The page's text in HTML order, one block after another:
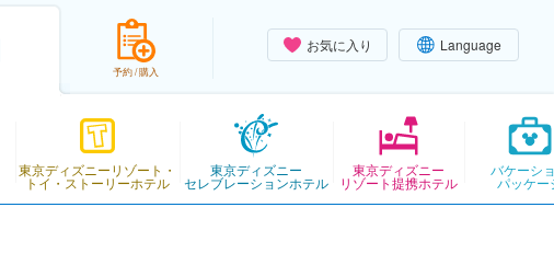
お気に入り Language
予約 / 購入
東京ディズニーリゾート・
トイ・ストーリーホテル
東京ディズニー
セレブレーションホテル
東京ディズニー
リゾート提携ホテル
バケーシ
パッケー